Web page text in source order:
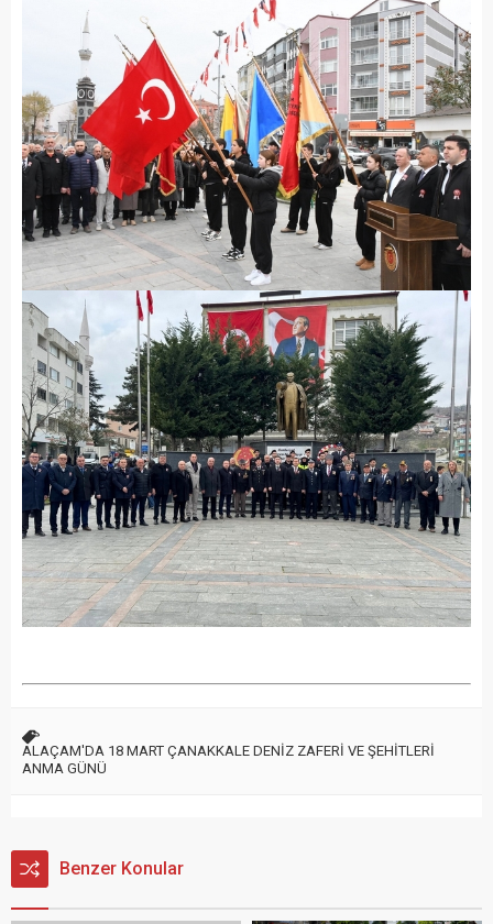
ALAÇAM'DA 18 MART ÇANAKKALE DENİZ ZAFERİ VE ŞEHİTLERİ
ANMA GÜNÜ
Benzer Konular